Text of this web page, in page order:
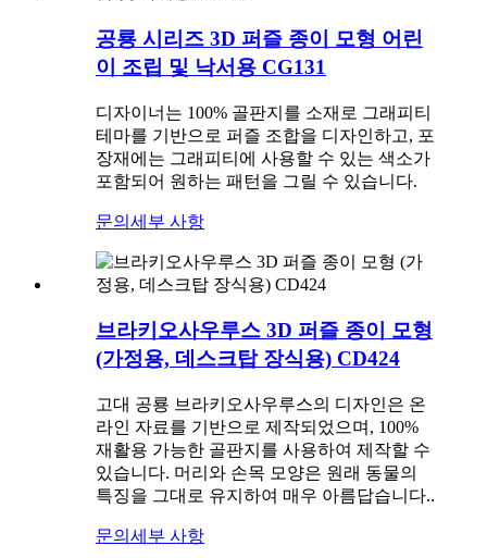
공룡 시리즈 3D 퍼즐 종이 모형 어린
이 조립 및 낙서용 CG131
디자이너는 100% 골판지를 소재로 그래피티
테마를 기반으로 퍼즐 조합을 디자인하고, 포
장재에는 그래피티에 사용할 수 있는 색소가
포함되어 원하는 패턴을 그릴 수 있습니다.
문의 세부 사항
브라키오사우루스 3D 퍼즐 종이 모형
(가정용, 데스크탑 장식용) CD424
고대 공룡 브라키오사우루스의 디자인은 온
라인 자료를 기반으로 제작되었으며, 100%
재활용 가능한 골판지를 사용하여 제작할 수
있습니다. 머리와 손목 모양은 원래 동물의
특징을 그대로 유지하여 매우 아름답습니다..
문의 세부 사항